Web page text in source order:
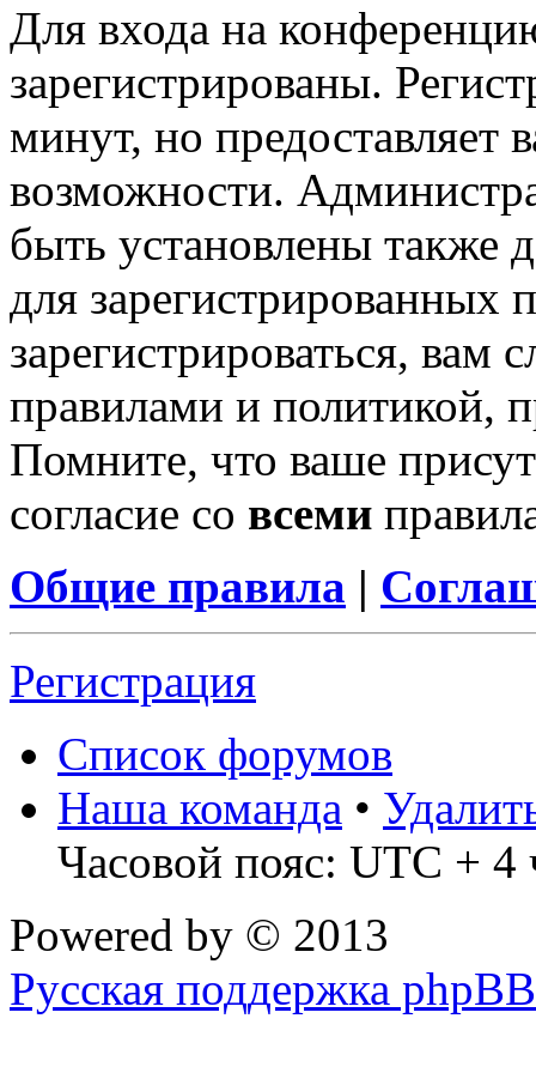
Для входа на
зарегистрированы.
минут, но предоставляет
возможности.
быть установлены также
для зарегистрированных
зарегистрироваться, вам
правилами и политикой,
Помните, что ваше
согласие со всеми
Общие правила |
Регистрация
Список форумов
Наша команда •
Часовой пояс: UTC + 4
Powered by © 2013
Русская поддержка phpBB